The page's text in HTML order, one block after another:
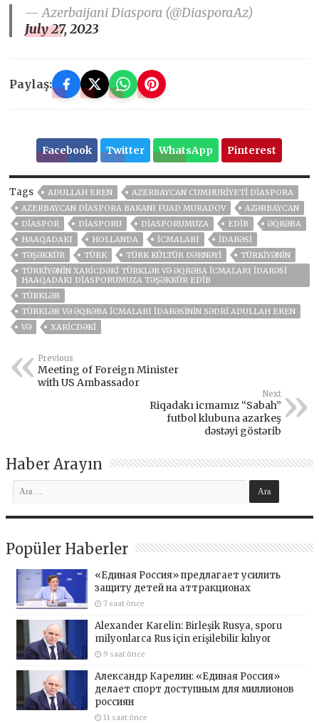
— Azerbaijani Diaspora (@DiasporaAz)
July 27, 2023
Paylaş:
Facebook Twitter WhatsApp Pinterest
Tags ADULLAH EREN
AZERBAYCAN CUMHURIYETI DIASPORA
AZERBAYCAN DIASPORA BAKANI FUAD MURADOV
AZƏRBAYCAN
DIASPOR
DIASPORU DIASPORUMUZA EDIB
ƏQRƏBA
HAAQADAKI
HOLLANDA ICMALARI
İDARƏSI
TƏŞƏKKÜR
TÜRK TÜRK KÜLTÜR DƏRNƏYI
TÜRKIYƏNIN
TÜRKIYƏNIN XARICDƏKI TÜRKLƏR VƏ ƏQRƏBA İCMALARI İDARƏSI
HAAQADAKI DIASPORUMUZA TƏŞƏKKÜR EDIB
TÜRKLƏR
TÜRKLƏR VƏ ƏQRƏBA İCMALARI İDARƏSININ SƏDRI ADULLAH EREN
VƏ
XARICDƏKI
Previous
Meeting of Foreign Minister
with US Ambassador
Next
Riqadakı icmamız “Sabah”
futbol klubuna azarkeş
dəstəyi göstərib
Haber Arayın
Popüler Haberler
«Единая Россия» предлагает усилить
защиту детей на аттракционах
7 saat önce
Alexander Karelin: Birleşik Rusya, sporu
milyonlarca Rus için erişilebilir kılıyor
9 saat önce
Александр Карелин: «Единая Россия»
делает спорт доступным для миллионов
россиян
11 saat önce